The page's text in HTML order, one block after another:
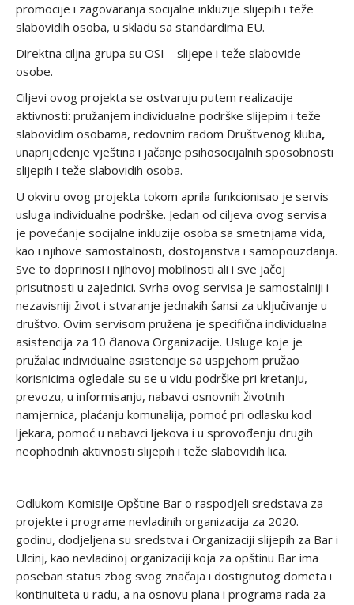
promocije i zagovaranja socijalne inkluzije slijepih i teže
slabovidih osoba, u skladu sa standardima EU.
Direktna ciljna grupa su OSI – slijepe i teže slabovide
osobe.
Ciljevi ovog projekta se ostvaruju putem realizacije
aktivnosti: pružanjem individualne podrške slijepim i teže
slabovidim osobama, redovnim radom Društvenog kluba,
unaprijeđenje vještina i jačanje psihosocijalnih sposobnosti
slijepih i teže slabovidih osoba.
U okviru ovog projekta tokom aprila funkcionisao je servis
usluga individualne podrške. Jedan od ciljeva ovog servisa
je povećanje socijalne inkluzije osoba sa smetnjama vida,
kao i njihove samostalnosti, dostojanstva i samopouzdanja.
Sve to doprinosi i njihovoj mobilnosti ali i sve jačoj
prisutnosti u zajednici. Svrha ovog servisa je samostalniji i
nezavisniji život i stvaranje jednakih šansi za uključivanje u
društvo. Ovim servisom pružena je specifična individualna
asistencija za 10 članova Organizacije. Usluge koje je
pružalac individualne asistencije sa uspjehom pružao
korisnicima ogledale su se u vidu podrške pri kretanju,
prevozu, u informisanju, nabavci osnovnih životnih
namjernica, plaćanju komunalija, pomoć pri odlasku kod
ljekara, pomoć u nabavci ljekova i u sprovođenju drugih
neophodnih aktivnosti slijepih i teže slabovidih lica.
Odlukom Komisije Opštine Bar o raspodjeli sredstava za
projekte i programe nevladinih organizacija za 2020.
godinu, dodjeljena su sredstva i Organizaciji slijepih za Bar i
Ulcinj, kao nevladinoj organizaciji koja za opštinu Bar ima
poseban status zbog svog značaja i dostignutog dometa i
kontinuiteta u radu, a na osnovu plana i programa rada za